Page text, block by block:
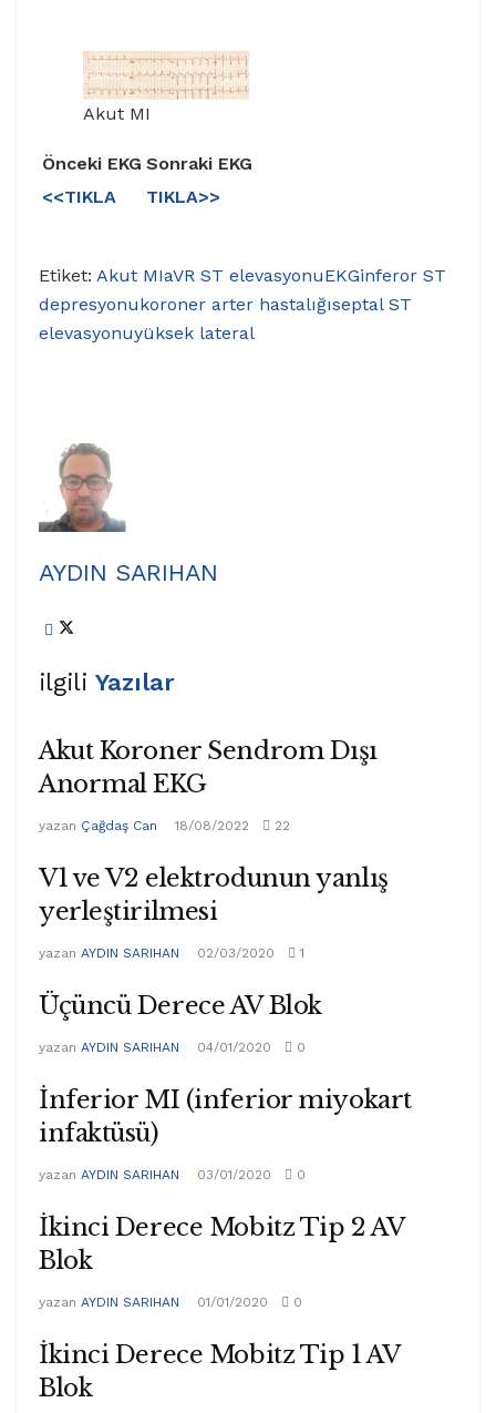
Akut MI
Önceki EKG Sonraki EKG
<<TIKLA
TIKLA>>
Etiket: Akut MIaVR ST elevasyonuEKGinferor ST
depresyonukoroner arter hastalığıseptal ST
elevasyonuyüksek lateral
AYDIN SARIHAN
ilgili Yazılar
Akut Koroner Sendrom Dışı
Anormal EKG
yazan Çağdaş Can 18/08/2022 22
V1 ve V2 elektrodunun yanlış
yerleştirilmesi
yazan AYDIN SARIHAN 02/03/2020 1
Üçüncü Derece AV Blok
yazan AYDIN SARIHAN 04/01/2020 0
İnferior MI (inferior miyokart
infaktüsü)
yazan AYDIN SARIHAN 03/01/2020 0
İkinci Derece Mobitz Tip 2 AV
Blok
yazan AYDIN SARIHAN 01/01/2020 0
İkinci Derece Mobitz Tip 1 AV
Blok